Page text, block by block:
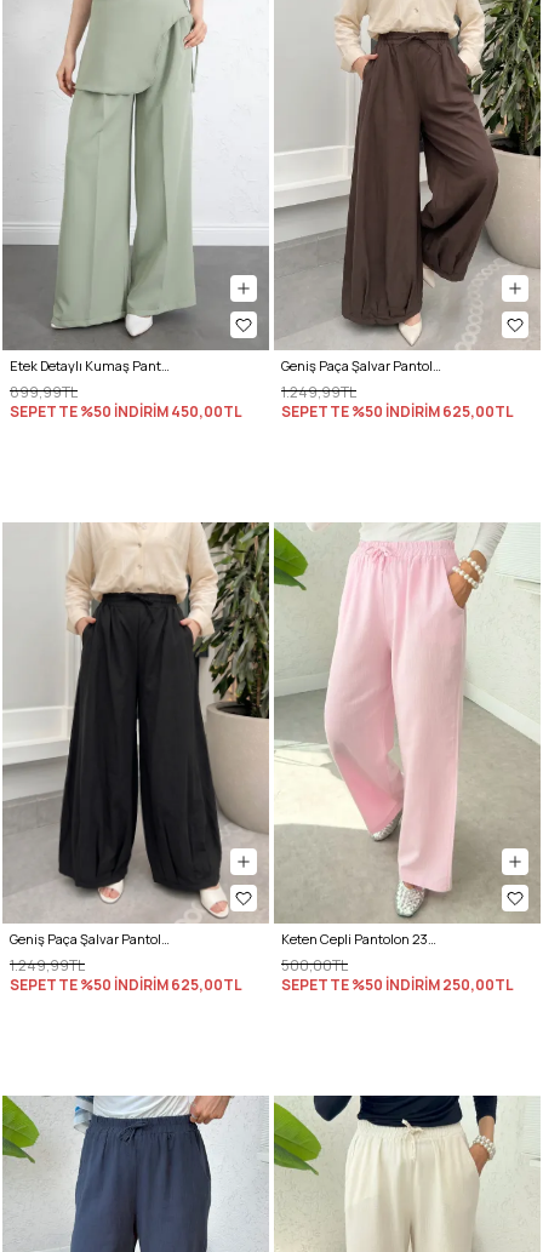
Etek Detaylı Kumaş Pantolon 264005 - AÇIK YEŞİL
899,99TL
SEPETTE %50 İNDİRİM450,00TL
Geniş Paça Şalvar Pantolon Y0145 - KAHVERENGİ
1.249,99TL
SEPETTE %50 İNDİRİM625,00TL
Geniş Paça Şalvar Pantolon Y0145 - SİYAH
1.249,99TL
SEPETTE %50 İNDİRİM625,00TL
Keten Cepli Pantolon 2394 - PEMBE
500,00TL
SEPETTE %50 İNDİRİM250,00TL